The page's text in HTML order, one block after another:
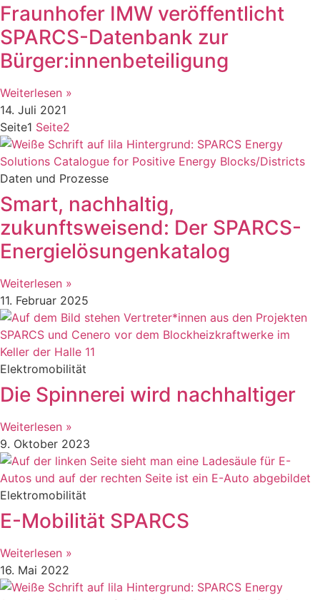
Fraunhofer IMW veröffentlicht
SPARCS-Datenbank zur
Bürger:innenbeteiligung
Weiterlesen »
14. Juli 2021
Seite1 Seite2
Daten und Prozesse
Smart, nachhaltig,
zukunftsweisend: Der SPARCS-
Energielösungenkatalog
Weiterlesen »
11. Februar 2025
Elektromobilität
Die Spinnerei wird nachhaltiger
Weiterlesen »
9. Oktober 2023
Elektromobilität
E-Mobilität SPARCS
Weiterlesen »
16. Mai 2022